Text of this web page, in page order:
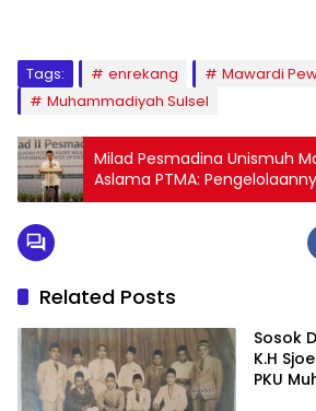
Tags: enrekang
Mawardi
Muhammadiyah Sulsel
Milad Pesmadina Unismuh
Aslama PTMA:
Percontohan
Related Posts
Sosok
K.H
PKU